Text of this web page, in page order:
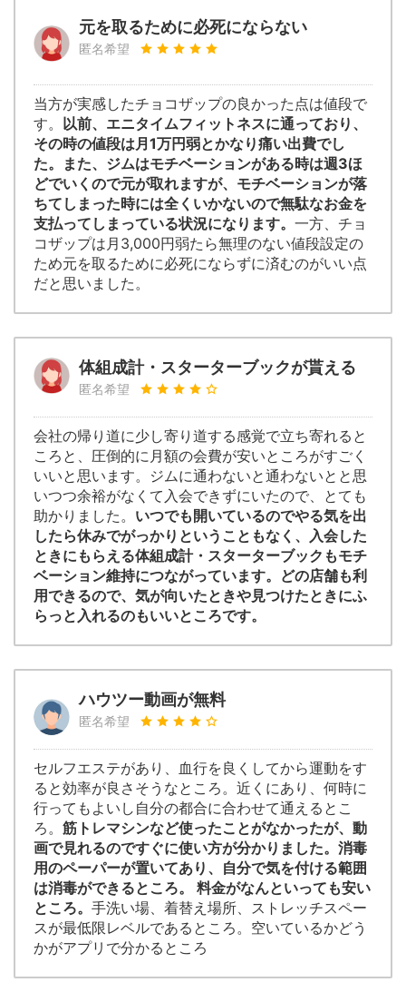
元を取るために必死にならない
匿名希望
当方が実感したチョコザップの良かった点は値段で
す。 以前、エニタイムフィットネスに通っており、
その時の値段は月1万円弱とかなり痛い出費でし
た。また、ジムはモチベーションがある時は週3ほ
どでいくので元が取れますが、モチベーションが落
ちてしまった時には全くいかないので無駄なお金を
支払ってしまっている状況になります。 一方、チョ
コザップは月3,000円弱たら無理のない値段設定の
ため元を取るために必死にならずに済むのがいい点
だと思いました。
体組成計・スターターブックが貰える
匿名希望
会社の帰り道に少し寄り道する感覚で立ち寄れると
ころと、圧倒的に月額の会費が安いところがすごく
いいと思います。ジムに通わないと通わないとと思
いつつ余裕がなくて入会できずにいたので、とても
助かりました。 いつでも開いているのでやる気を出
したら休みでがっかりということもなく、入会した
ときにもらえる体組成計・スターターブックもモチ
ベーション維持につながっています。どの店舗も利
用できるので、気が向いたときや見つけたときにふ
らっと入れるのもいいところです。
ハウツー動画が無料
匿名希望
セルフエステがあり、血行を良くしてから運動をす
ると効率が良さそうなところ。近くにあり、何時に
行ってもよいし自分の都合に合わせて通えるとこ
ろ。 筋トレマシンなど使ったことがなかったが、動
画で見れるのですぐに使い方が分かりました。消毒
用のペーパーが置いてあり、自分で気を付ける範囲
は消毒ができるところ。 料金がなんといっても安い
ところ。 手洗い場、着替え場所、ストレッチスペー
スが最低限レベルであるところ。空いているかどう
かがアプリで分かるところ